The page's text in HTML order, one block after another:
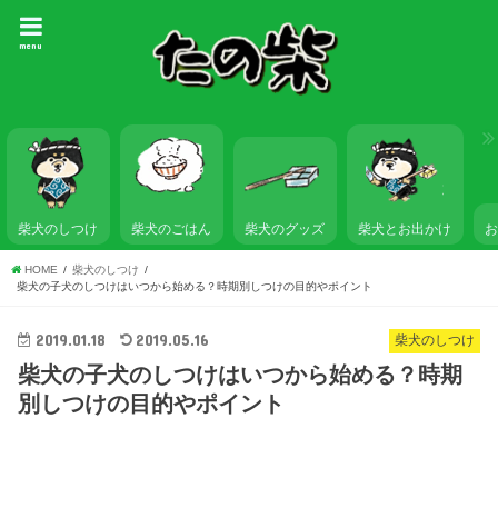
menu
柴犬のしつけ 柴犬のごはん 柴犬のグッズ 柴犬とお出かけ
HOME
柴犬のしつけ
柴犬の子犬のしつけはいつから始める？時期別しつけの目的やポイント
柴犬のしつけ
2019.01.18 2019.05.16
柴犬の子犬のしつけはいつから始める？時期
別しつけの目的やポイント